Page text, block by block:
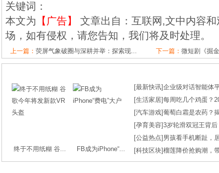
关键词：
本文为 【广告】
文章出自：互联网,文中内容
场，如有侵权，请您告知，我们将及时处理。
上一篇： 荧屏气象破圈与深耕并举：探索现... 下一篇： 微短剧《掘
终于不用纸糊 谷... FB成为iPhone“...
[最新快讯]企业级对话智能体
[生活家居]每周吃几个鸡蛋？
[汽车游戏]葡萄白霜是农药？
[孕育美容]3岁轮滑双冠王背
[公益热点] 男孩看手机断趾，
[科技区块]榴莲降价抢购潮，